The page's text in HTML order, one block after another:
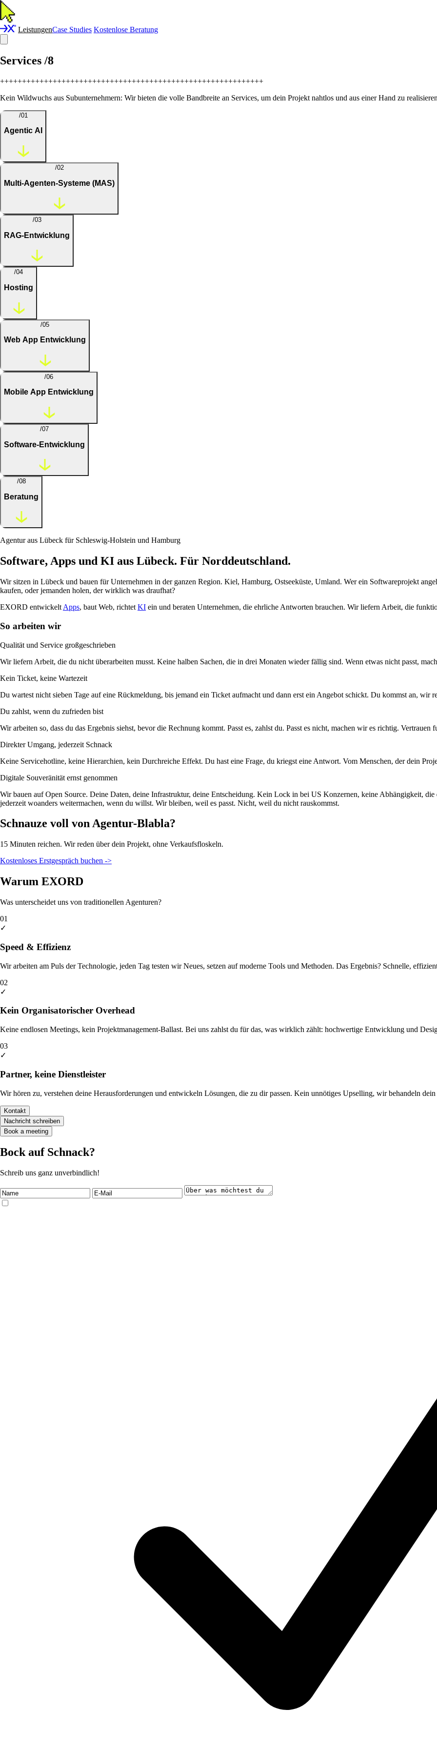
LeistungenCase Studies Kostenlose Beratung
Services /8
++++++++++++++++++++++++++++++++++++++++++++++++++++++++++++
Kein Wildwuchs aus Subunternehmern: Wir bieten die volle Bandbreite an Services, um dein Projekt nahtlos und aus einer Hand zu
/01
Agentic AI
/02
Multi-Agenten-Systeme (MAS)
/03
RAG-Entwicklung
/04
Hosting
/05
Web App Entwicklung
/06
Mobile App Entwicklung
/07
Software-Entwicklung
/08
Beratung
Agentur aus Lübeck für Schleswig-Holstein und Hamburg
Software, Apps und KI aus Lübeck. Für Norddeutschland.
Wir sitzen in Lübeck und bauen für Unternehmen in der ganzen Region. Kiel, Hamburg, Ostseeküste, Umland. Wer ein Softwareprojekt
kaufen, oder jemanden holen, der wirklich was draufhat?
EXORD entwickelt Apps, baut Web, richtet KI ein und beraten Unternehmen, die ehrliche Antworten brauchen. Wir liefern Arbeit, die
So arbeiten wir
Qualität und Service großgeschrieben
Wir liefern Arbeit, die du nicht überarbeiten musst. Keine halben Sachen, die in drei Monaten wieder fällig sind. Wenn etwas nicht passt,
Kein Ticket, keine Wartezeit
Du wartest nicht sieben Tage auf eine Rückmeldung, bis jemand ein Ticket aufmacht und dann erst ein Angebot schickt. Du kommst an, wir
Du zahlst, wenn du zufrieden bist
Wir arbeiten so, dass du das Ergebnis siehst, bevor die Rechnung kommt. Passt es, zahlst du. Passt es nicht, machen wir es richtig.
Direkter Umgang, jederzeit Schnack
Keine Servicehotline, keine Hierarchien, kein Durchreiche Effekt. Du hast eine Frage, du kriegst eine Antwort. Vom Menschen, der dein
Digitale Souveränität ernst genommen
Wir bauen auf Open Source. Deine Daten, deine Infrastruktur, deine Entscheidung. Kein Lock in bei US Konzernen, keine Abhängigkeit,
jederzeit woanders weitermachen, wenn du willst. Wir bleiben, weil es passt. Nicht, weil du nicht rauskommst.
Schnauze voll von Agentur-Blabla?
15 Minuten reichen. Wir reden über dein Projekt, ohne Verkaufsfloskeln.
Kostenloses Erstgespräch buchen ->
Warum EXORD
Was unterscheidet uns von traditionellen Agenturen?
01
✓
Speed & Effizienz
Wir arbeiten am Puls der Technologie, jeden Tag testen wir Neues, setzen auf moderne Tools und Methoden. Das Ergebnis? Schnelle,
02
✓
Kein Organisatorischer Overhead
Keine endlosen Meetings, kein Projektmanagement-Ballast. Bei uns zahlst du für das, was wirklich zählt: hochwertige Entwicklung und
03
✓
Partner, keine Dienstleister
Wir hören zu, verstehen deine Herausforderungen und entwickeln Lösungen, die zu dir passen. Kein unnötiges Upselling, wir behandeln dein
Kontakt
Nachricht schreiben
Book a meeting
Bock auf Schnack?
Schreib uns ganz unverbindlich!